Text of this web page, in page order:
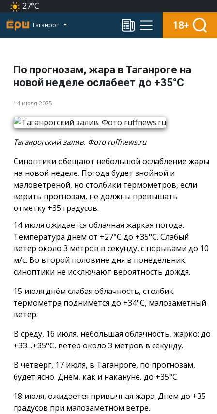
27°C
Таганрог 18+
По прогнозам, жара в Таганроге на
новой неделе ослабеет до +35°С
14 июля 2025
Таганрогский залив. Фото ruffnews.ru
Синоптики обещают небольшой ослабление жары
на новой неделе. Погода будет знойной и
маловетреной, но столбики термометров, если
верить прогнозам, не должны превышать
отметку +35 градусов.
14 июля ожидается облачная жаркая погода.
Температура днём от +27°С до +35°С. Слабый
ветер около 3 метров в секунду, с порывами до 10
м/с. Во второй половине дня в понедельник
синоптики не исключают вероятность дождя.
15 июля днём слабая облачность, столбик
термометра поднимется до +34°С, малозаметный
ветер.
В среду, 16 июля, небольшая облачность, жарко: до
+33…+35°С, ветер около 3 метров в секунду.
В четверг, 17 июля, в Таганроге, по прогнозам,
будет ясно. Днём, как и накануне, до +35°С.
18 июля, ожидается привычная жара. Днём до +35
градусов при малозаметном ветре.